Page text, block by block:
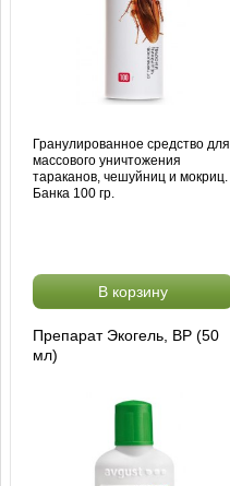
Гранулированное средство для
массового уничтожения
тараканов, чешуйниц и мокриц.
Банка 100 гр.
В корзину
Препарат Экогель, ВР (50
мл)